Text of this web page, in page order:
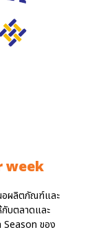
week
นอผลิตภัณฑ์และ
บตลาดและ
Season ของ